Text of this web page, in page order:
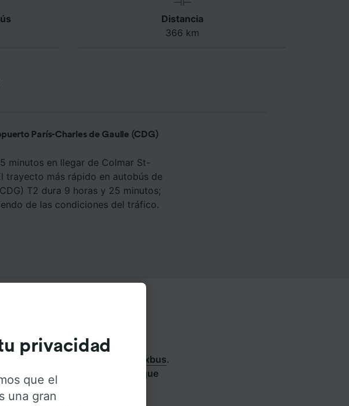
Distancia
366 km
París-Charles de Gaulle (CDG)
minutos en llegar de Colmar St-
trayecto más rápido en autobús de
T2 dura 9 horas y 25 minutos;
de las condiciones del tráfico.
de Gaulle (CDG) T2 con Flixbus.
sobre los servicios que
privacidad
que el
una gran